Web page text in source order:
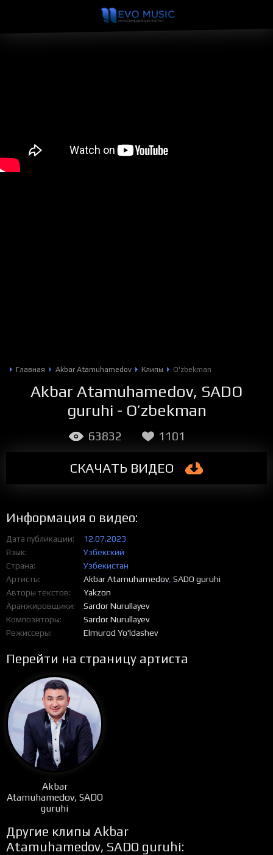
Главная Akbar Atamuhamedov Клипы O'zbekman
Akbar Atamuhamedov, SADO
guruhi - O’zbekman
СКАЧАТЬ ВИДЕО
63832 1101
Информация о видео:
Дата публикации
12.07.2023
Язык
Узбекский
Страна
Узбекистан
Артисты
Akbar Atamuhamedov, SADO guruhi
Авторы текстов
Yakzon
Аранжировщики
Sardor Nurullayev
Композиторы
Sardor Nurullayev
Режиссеры
Elmurod Yo'ldashev
Перейти на страницу артиста
Akbar
Atamuhamedov, SADO
guruhi
Другие клипы Akbar
Atamuhamedov, SADO guruhi: